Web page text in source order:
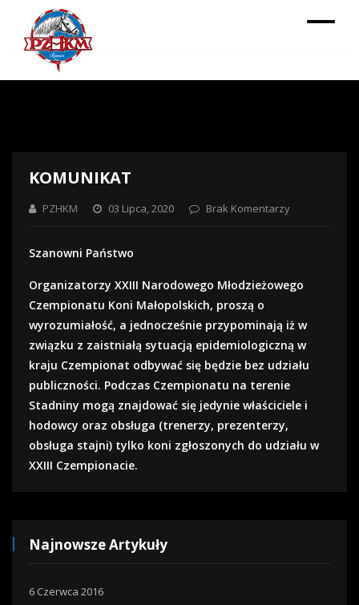
KOMUNIKAT
PZHKM 03 Lipca, 2020 Brak Komentarzy
Szanowni Państwo
Organizatorzy XXIII Narodowego Młodzieżowego
Czempionatu Koni Małopolskich, proszą o
wyrozumiałość, a jednocześnie przypominają iż w
związku z zaistniałą sytuacją epidemiologiczną w
kraju Czempionat odbywać się będzie bez udziału
publiczności. Podczas Czempionatu na terenie
Stadniny mogą znajdować się jedynie właściciele i
hodowcy oraz obsługa (trenerzy, prezenterzy,
obsługa stajni) tylko koni zgłoszonych do udziału w
XXIII Czempionacie.
Najnowsze Artykuły
6 Czerwca 2016